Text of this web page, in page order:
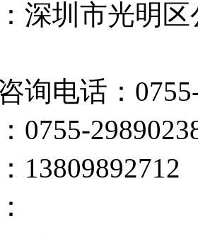
深圳市光明
询电话：
0755-
13809892712